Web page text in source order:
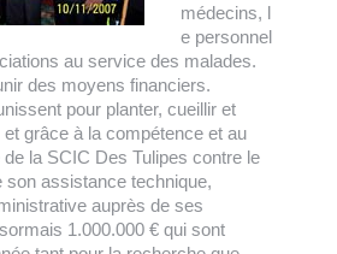
médecins, l
e personnel
au service des malades.
des moyens financiers.
pour planter, cueillir et
grâce à la compétence et au
la SCIC Des Tulipes contre le
son assistance technique,
auprès de ses
1.000.000 € qui sont